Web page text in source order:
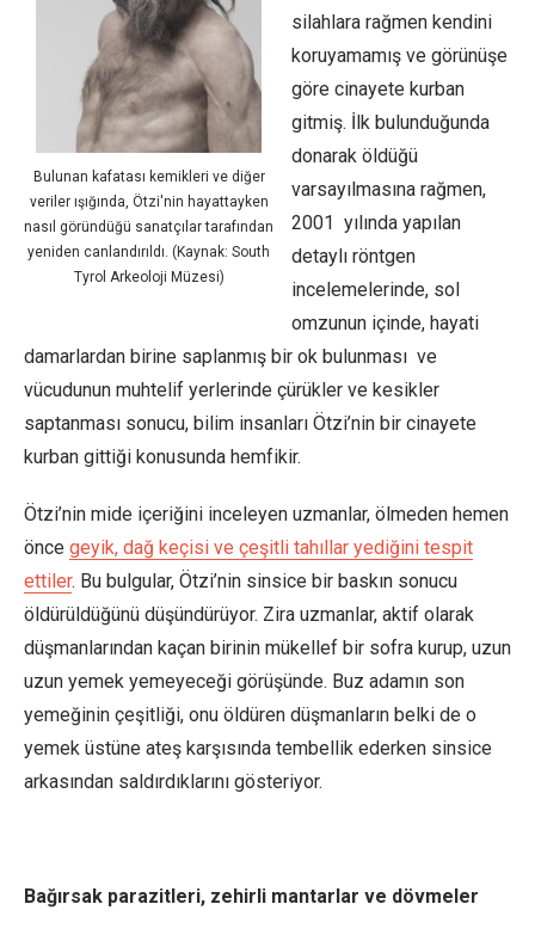
Bulunan kafatası kemikleri ve diğer
veriler ışığında, Ötzi'nin hayattayken
nasıl göründüğü sanatçılar tarafından
yeniden canlandırıldı. (Kaynak: South
Tyrol Arkeoloji Müzesi)
silahlara rağmen kendini
koruyamamış ve görünüşe
göre cinayete kurban
gitmiş. İlk bulunduğunda
donarak öldüğü
varsayılmasına rağmen,
2001 yılında yapılan
detaylı röntgen
incelemelerinde, sol
omzunun içinde, hayati
damarlardan birine saplanmış bir ok bulunması ve
vücudunun muhtelif yerlerinde çürükler ve kesikler
saptanması sonucu, bilim insanları Ötzi’nin bir cinayete
kurban gittiği konusunda hemfikir.
Ötzi’nin mide içeriğini inceleyen uzmanlar, ölmeden hemen
önce geyik, dağ keçisi ve çeşitli tahıllar yediğini tespit
ettiler. Bu bulgular, Ötzi’nin sinsice bir baskın sonucu
öldürüldüğünü düşündürüyor. Zira uzmanlar, aktif olarak
düşmanlarından kaçan birinin mükellef bir sofra kurup, uzun
uzun yemek yemeyeceği görüşünde. Buz adamın son
yemeğinin çeşitliği, onu öldüren düşmanların belki de o
yemek üstüne ateş karşısında tembellik ederken sinsice
arkasından saldırdıklarını gösteriyor.
Bağırsak parazitleri, zehirli mantarlar ve dövmeler